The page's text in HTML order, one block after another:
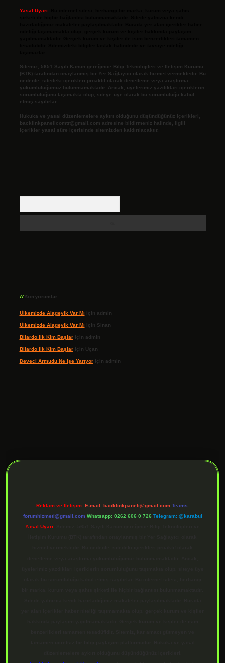
Yasal Uyarı:
Sitemiz, 5651 Sayılı Kanun gereğince Bilgi Teknolojileri ve İletişim Kurumu
(BTK) tarafından onaylanmış bir Yer Sağlayıcı olarak hizmet vermektedir. Bu
nedenle, sitedeki içerikleri proaktif olarak denetleme veya araştırma
yükümlülüğümüz bulunmamaktadır. Ancak, üyelerimiz yazdıkları içeriklerin
sorumluluğunu taşımakta olup, siteye üye olarak bu sorumluluğu kabul
etmiş sayılırlar.
Hukuka ve yasal düzenlemelere aykırı olduğunu düşündüğünüz içerikleri,
backlinkpanelicomtr@gmail.com adresine bildirmeniz halinde, ilgili
içerikler yasal süre içerisinde sitemizden kaldırılacaktır.
Son yorumlar
Ülkemizde Alageyik Var Mı için admin
Ülkemizde Alageyik Var Mı için Sinan
Bilardo Ilk Kim Başlariçin admin
Bilardo Ilk Kim Başlariçin Uçan
Deveci Armudu Ne Işe Yarıyoriçin admin
Reklam ve İletişim: E-mail: backlinkpaneli@gmail.com Teams:
forumhizmeti@gmail.com Whatsapp: 0262 606 0 726 Telegram: @karabul
Yasal Uyarı: